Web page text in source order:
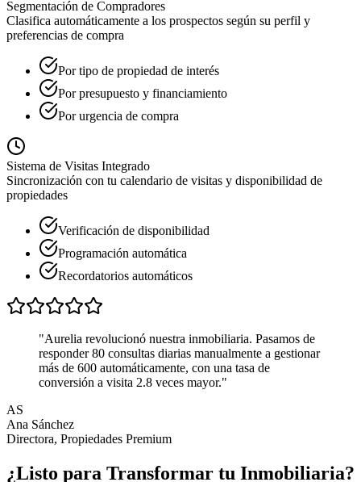
Segmentación de Compradores
Clasifica automáticamente a los prospectos según su perfil y
preferencias de compra
Por tipo de propiedad de interés
Por presupuesto y financiamiento
Por urgencia de compra
Sistema de Visitas Integrado
Sincronización con tu calendario de visitas y disponibilidad de
propiedades
Verificación de disponibilidad
Programación automática
Recordatorios automáticos
"Aurelia revolucionó nuestra inmobiliaria. Pasamos de
responder 80 consultas diarias manualmente a gestionar
más de 600 automáticamente, con una tasa de
conversión a visita 2.8 veces mayor."
AS
Ana Sánchez
Directora, Propiedades Premium
¿Listo para Transformar tu Inmobiliaria?